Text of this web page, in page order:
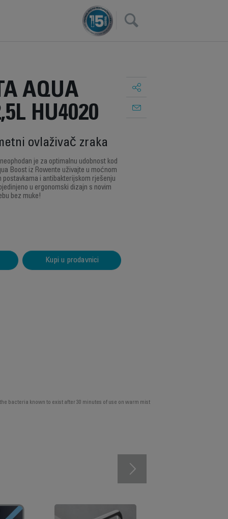
×
AQUA
HU4020
ovlaživač zraka
je za optimalnu udobnost kod
Boost iz Rowente uživajte u moćnom
postavkama i antibakterijskom rješenju
u ergonomski dizajn s novim
bez muke!
Kupi u prodavnici
bacteria known to exist after 30 minutes of use on warm mist